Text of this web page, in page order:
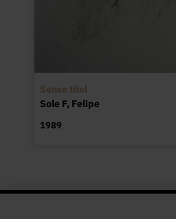
Sense títol
Sole F, Felipe
1989